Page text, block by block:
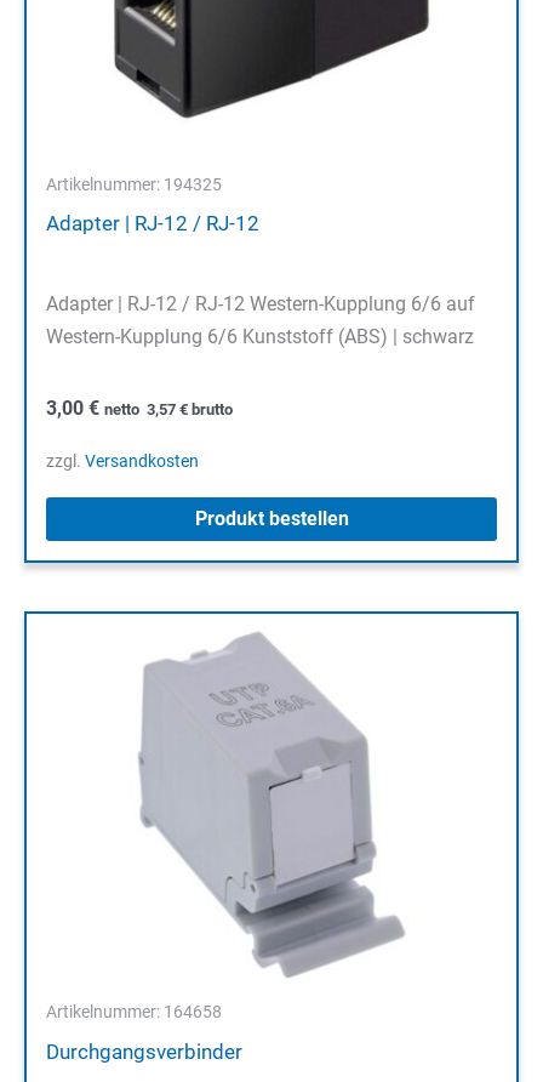
Artikelnummer: 194325
Adapter | RJ-12 / RJ-12
Adapter | RJ-12 / RJ-12 Western-Kupplung 6/6 auf
Western-Kupplung 6/6 Kunststoff (ABS) | schwarz
3,00 € netto 3,57 € brutto
zzgl. Versandkosten
Produkt bestellen
Artikelnummer: 164658
Durchgangsverbinder